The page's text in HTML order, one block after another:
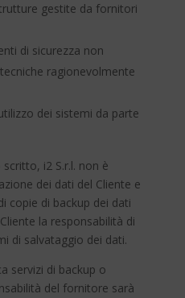
gestite da fornitori
di sicurezza non
ragionevolmente
dei sistemi da parte
i2 S.r.l. non è
dei dati del Cliente e
copie di backup dei dati
la responsabilità di
di salvataggio dei dati.
servizi di backup o
del fornitore sarà